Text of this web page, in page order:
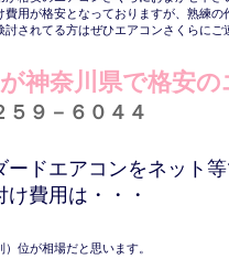
用が格安となっておりますが、熟練
されてる方はぜひエアコンさくらにご
神奈川県で格安
９－６０４４
ドエアコンをネット
費用は・・・
位が相場だと思います。